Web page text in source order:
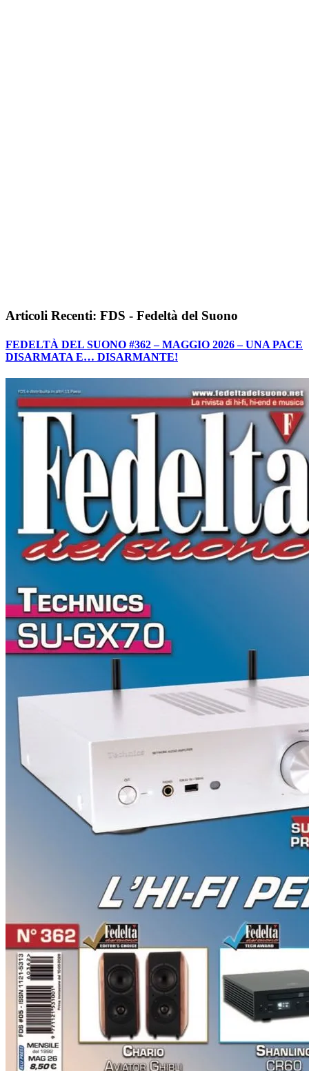
Articoli Recenti: FDS - Fedeltà del Suono
FEDELTÀ DEL SUONO #362 – MAGGIO 2026 – UNA PACE
DISARMATA E… DISARMANTE!